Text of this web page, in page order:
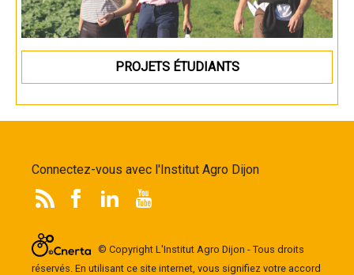
PROJETS ÉTUDIANTS
Connectez-vous avec l'Institut Agro Dijon
© Copyright L'Institut Agro Dijon - Tous droits
réservés. En utilisant ce site internet, vous signifiez votre accord